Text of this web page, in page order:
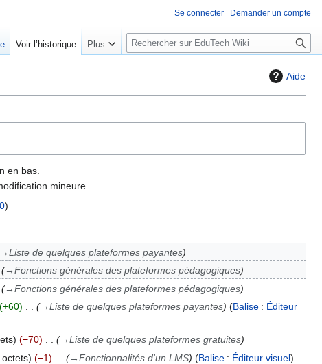
Aide
en bas.
mineure.
)
Liste de quelques plateformes payantes
→Fonctions générales des plateformes pédagogiques
→Fonctions générales des plateformes pédagogiques
+60 →Liste de quelques plateformes payantes Balise: Éditeur
−70 →Liste de quelques plateformes gratuites
−1 →Fonctionnalités d'un LMS Balise: Éditeur visuel
Se connecter Demander un compte
Voir l’historique Plus
R
e
e